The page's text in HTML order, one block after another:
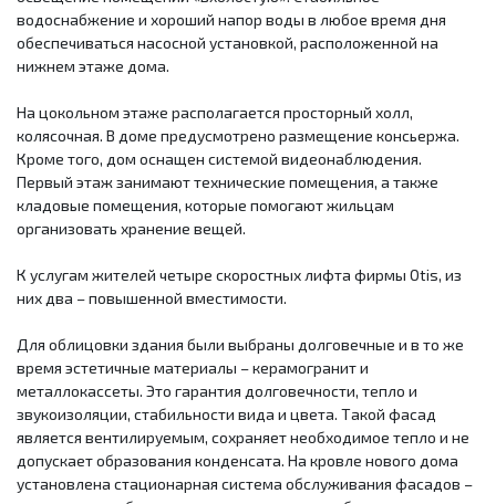
водоснабжение и хороший напор воды в любое время дня
обеспечиваться насосной установкой, расположенной на
нижнем этаже дома.
На цокольном этаже располагается просторный холл,
колясочная. В доме предусмотрено размещение консьержа.
Кроме того, дом оснащен системой видеонаблюдения.
Первый этаж занимают технические помещения, а также
кладовые помещения, которые помогают жильцам
организовать хранение вещей.
К услугам жителей четыре скоростных лифта фирмы Otis, из
них два – повышенной вместимости.
Для облицовки здания были выбраны долговечные и в то же
время эстетичные материалы – керамогранит и
металлокассеты. Это гарантия долговечности, тепло и
звукоизоляции, стабильности вида и цвета. Такой фасад
является вентилируемым, сохраняет необходимое тепло и не
допускает образования конденсата. На кровле нового дома
установлена стационарная система обслуживания фасадов –